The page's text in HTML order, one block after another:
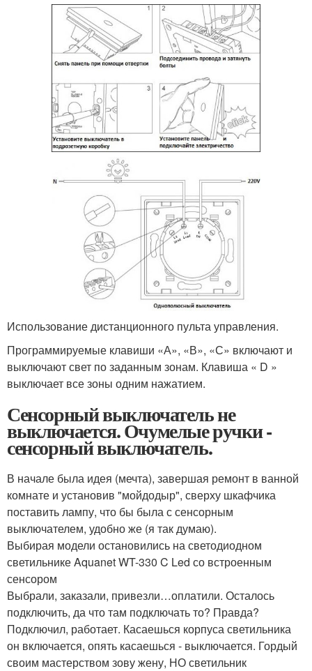
Использование дистанционного пульта управления.
Программируемые клавиши «А», «В», «С» включают и
выключают свет по заданным зонам. Клавиша « D »
выключает все зоны одним нажатием.
Сенсорный выключатель не
выключается. Очумелые ручки -
сенсорный выключатель.
В начале была идея (мечта), завершая ремонт в ванной
комнате и установив "мойдодыр", сверху шкафчика
поставить лампу, что бы была с сенсорным
выключателем, удобно же (я так думаю).
Выбирая модели остановились на светодиодном
светильнике Aquanet WT-330 C Led со встроенным
сенсором
Выбрали, заказали, привезли…оплатили. Осталось
подключить, да что там подключать то? Правда?
Подключил, работает. Касаешься корпуса светильника
он включается, опять касаешься - выключается. Гордый
своим мастерством зову жену, НО светильник